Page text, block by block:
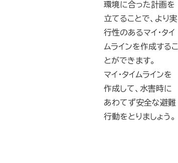
環境に合った計画を
立てることで、より実
行性のあるマイ・タイ
ムラインを作成するこ
とができます。
マイ・タイムラインを
作成して、水害時に
あわてず安全な避難
行動をとりましょう。